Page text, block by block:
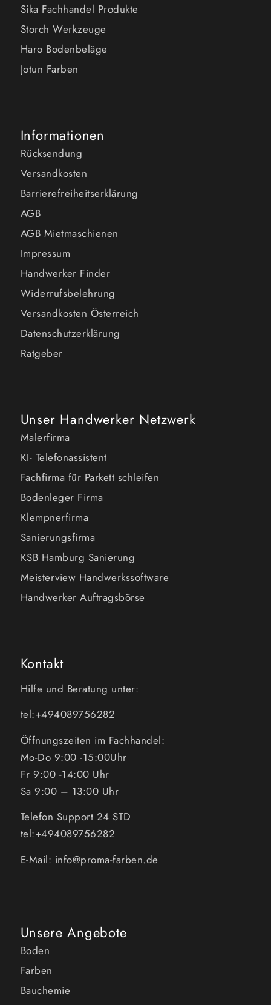
Sika Fachhandel Produkte
Storch Werkzeuge
Haro Bodenbeläge
Jotun Farben
Informationen
Rücksendung
Versandkosten
Barrierefreiheitserklärung
AGB
AGB Mietmaschienen
Impressum
Handwerker Finder
Widerrufsbelehrung
Versandkosten Österreich
Datenschutzerklärung
Ratgeber
Unser Handwerker Netzwerk
Malerfirma
KI- Telefonassistent
Fachfirma für Parkett schleifen
Bodenleger Firma
Klempnerfirma
Sanierungsfirma
KSB Hamburg Sanierung
Meisterview Handwerkssoftware
Handwerker Auftragsbörse
Kontakt
Hilfe und Beratung unter:
tel:+494089756282
Öffnungszeiten im Fachhandel:
Mo-Do 9:00 -15:00Uhr
Fr 9:00 -14:00 Uhr
Sa 9:00 – 13:00 Uhr
Telefon Support 24 STD
tel:+494089756282
E-Mail: info@proma-farben.de
Unsere Angebote
Boden
Farben
Bauchemie